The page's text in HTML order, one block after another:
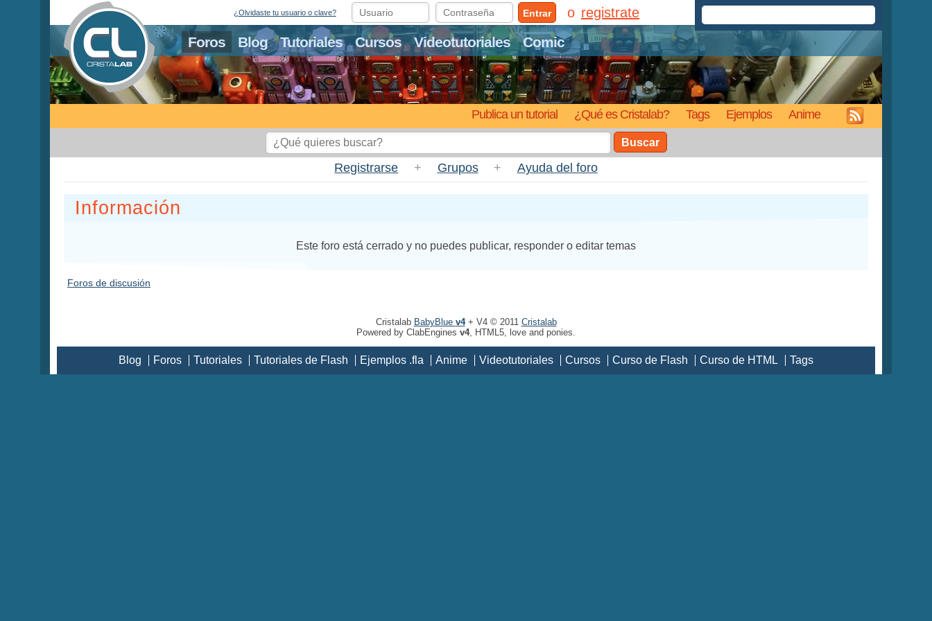
Foros Blog Tutoriales Cursos Videotutoriales Comic
Publica un tutorial ¿Qué es Cristalab? Tags Ejemplos Anime
¿Olvidaste tu usuario o clave? Entrar registrate
Buscar
Registrarse + Grupos + Ayuda del foro
Información
Este foro está cerrado y no puedes publicar, responder o editar temas
Foros de discusión
Cristalab BabyBlue v4+ V4 © 2011 Cristalab
Powered by ClabEngines v4, HTML5, love and ponies.
Blog Foros Tutoriales Tutoriales de Flash Ejemplos .fla Anime Videotutoriales Cursos Curso de Flash Curso de HTML Tags